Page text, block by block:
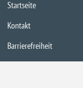
Startseite
Kontakt
Barrierefreiheit